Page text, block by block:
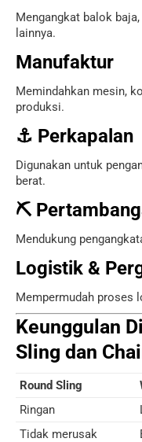
Mengangkat balok
lainnya.
Manufaktur
Memindahkan mesin,
produksi.
⚓ Perkapalan
Digunakan untuk
berat.
⛏
Mendukung
Logistik &
Mempermudah proses
Keunggulan
Sling dan
Round Sling
Ringan
Tidak merusak